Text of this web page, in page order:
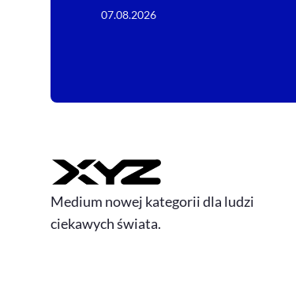
07.08.2026
Medium nowej kategorii dla ludzi
ciekawych świata.